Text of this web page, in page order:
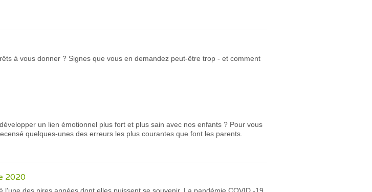
à vous donner ? Signes que vous en demandez peut-être trop - et comment
un lien émotionnel plus fort et plus sain avec nos enfants ? Pour vous
quelques-unes des erreurs les plus courantes que font les parents.
2020